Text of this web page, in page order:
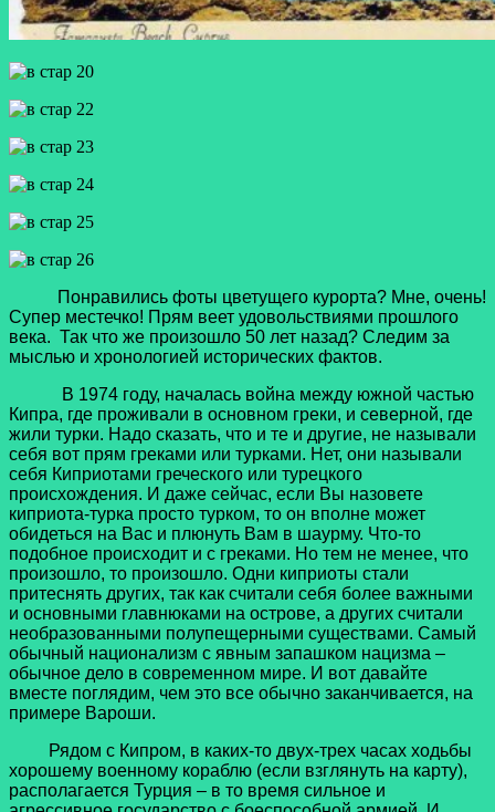
Понравились фоты цветущего курорта? Мне, очень!
Супер местечко! Прям веет удовольствиями прошлого
века. Так что же произошло 50 лет назад? Следим за
мыслью и хронологией исторических фактов.
В 1974 году, началась война между южной частью
Кипра, где проживали в основном греки, и северной, где
жили турки. Надо сказать, что и те и другие, не называли
себя вот прям греками или турками. Нет, они называли
себя Киприотами греческого или турецкого
происхождения. И даже сейчас, если Вы назовете
киприота-турка просто турком, то он вполне может
обидеться на Вас и плюнуть Вам в шаурму. Что-то
подобное происходит и с греками. Но тем не менее, что
произошло, то произошло. Одни киприоты стали
притеснять других, так как считали себя более важными
и основными главнюками на острове, а других считали
необразованными полупещерными существами. Самый
обычный национализм с явным запашком нацизма –
обычное дело в современном мире. И вот давайте
вместе поглядим, чем это все обычно заканчивается, на
примере Вароши.
Рядом с Кипром, в каких-то двух-трех часах ходьбы
хорошему военному кораблю (если взглянуть на карту),
располагается Турция – в то время сильное и